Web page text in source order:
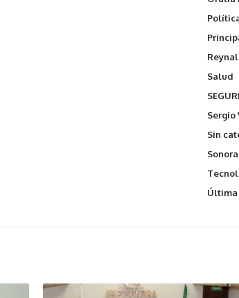
Salud
Sergio
Sin
Sonora
Última